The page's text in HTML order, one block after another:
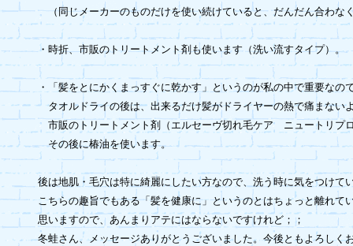
（同じメーカーのものだけを使い続けていると、だんだん合わな
・時折、市販のトリートメント剤も使います（洗い流すタイプ）。
・「髪をとにかくまっすぐに乾かす」というのが私の中で重要なの
タオルドライの後は、出来るだけ髪がドライヤーの熱で痛まない
市販のトリートメント剤（エルセーヴ切れ毛ケア　ニュートリプ
その後に椿油を使います。
後は地肌・毛穴は特に綺麗にしたい方なので、洗う時に気をつけて
こちらの趣旨でもある「髪を健康に」というのとはちょっと離れて
思いますので、あんまりアテにはならないですけれど；；
冬蛙さん、メッセージありがとうございました。今後ともよろしく